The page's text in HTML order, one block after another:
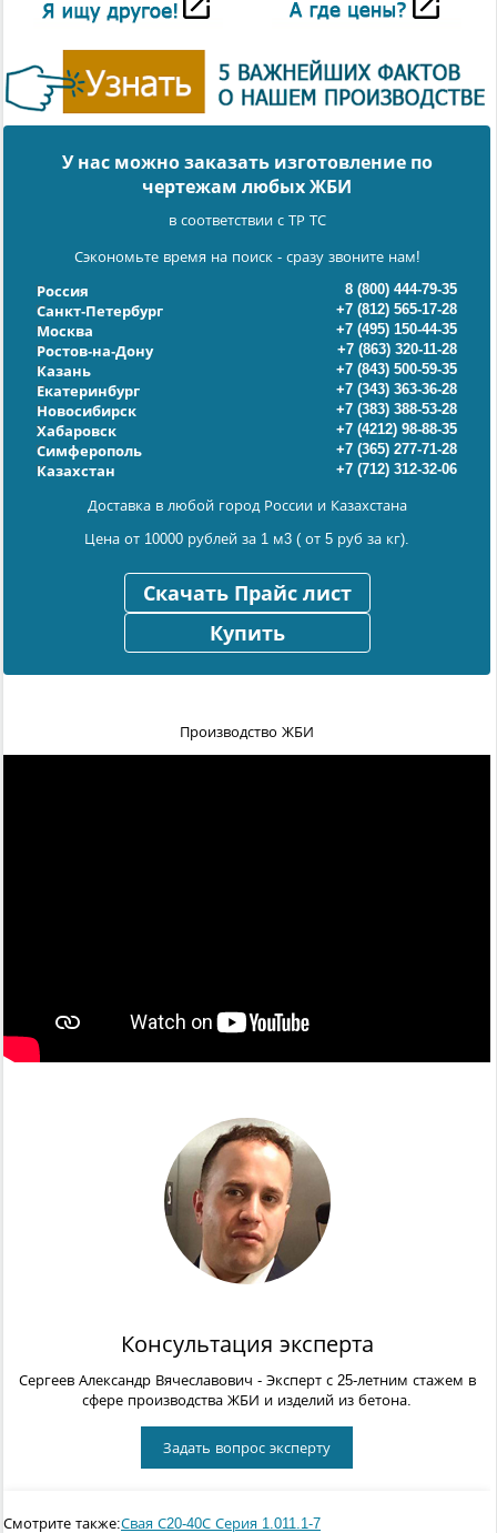
У нас можно заказать изготовление по
чертежам любых ЖБИ
в соответствии с ТР ТС
Сэкономьте время на поиск - сразу звоните нам!
Россия
8 (800) 444-79-35
Санкт-Петербург
+7 (812) 565-17-28
Москва
+7 (495) 150-44-35
Ростов-на-Дону
+7 (863) 320-11-28
Казань
+7 (843) 500-59-35
Екатеринбург
+7 (343) 363-36-28
Новосибирск
+7 (383) 388-53-28
Хабаровск
+7 (4212) 98-88-35
Симферополь
+7 (365) 277-71-28
Казахстан
+7 (712) 312-32-06
Доставка в любой город России и Казахстана
Цена от 10000 рублей за 1 м3 ( от 5 руб за кг).
Скачать Прайс лист
Купить
Производство ЖБИ
Консультация эксперта
Сергеев Александр Вячеславович - Эксперт с 25-летним стажем в
сфере производства ЖБИ и изделий из бетона.
Задать вопрос эксперту
Смотрите также:Свая С20-40С Серия 1.011.1-7